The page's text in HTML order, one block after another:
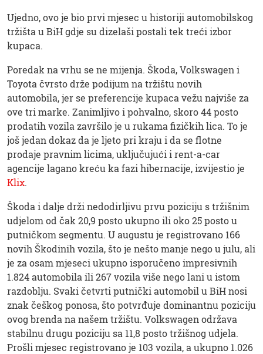
Ujedno, ovo je bio prvi mjesec u historiji automobilskog
tržišta u BiH gdje su dizelaši postali tek treći izbor
kupaca.
Poredak na vrhu se ne mijenja. Škoda, Volkswagen i
Toyota čvrsto drže podijum na tržištu novih
automobila, jer se preferencije kupaca vežu najviše za
ove tri marke. Zanimljivo i pohvalno, skoro 44 posto
prodatih vozila završilo je u rukama fizičkih lica. To je
još jedan dokaz da je ljeto pri kraju i da se flotne
prodaje pravnim licima, uključujući i rent-a-car
agencije lagano kreću ka fazi hibernacije, izvijestio je
Klix.
Škoda i dalje drži nedodirljivu prvu poziciju s tržišnim
udjelom od čak 20,9 posto ukupno ili oko 25 posto u
putničkom segmentu. U augustu je registrovano 166
novih Škodinih vozila, što je nešto manje nego u julu, ali
je za osam mjeseci ukupno isporučeno impresivnih
1.824 automobila ili 267 vozila više nego lani u istom
razdoblju. Svaki četvrti putnički automobil u BiH nosi
znak češkog ponosa, što potvrđuje dominantnu poziciju
ovog brenda na našem tržištu. Volkswagen održava
stabilnu drugu poziciju sa 11,8 posto tržišnog udjela.
Prošli mjesec registrovano je 103 vozila, a ukupno 1.026